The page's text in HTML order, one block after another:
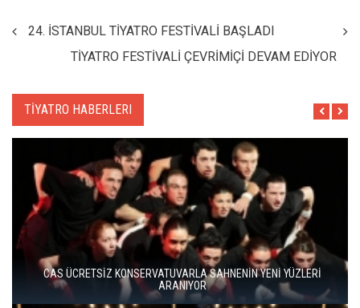
24. İSTANBUL TİYATRO FESTİVALİ BAŞLADI
TİYATRO FESTİVALİ ÇEVRİMİÇİ DEVAM EDİYOR
TİYATRO HABERLERI
BERGAMA BİR KEZ DAHA TİYATRONUN SAHNESİ OLUYOR